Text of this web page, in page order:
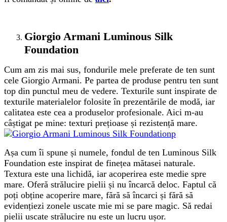
Giorgio Armani Luminous Silk
Foundation
Cum am zis mai sus, fondurile mele preferate de ten sunt
cele Giorgio Armani. Pe partea de produse pentru ten sunt
top din punctul meu de vedere. Texturile sunt inspirate de
texturile materialelor folosite în prezentările de modă, iar
calitatea este cea a produselor profesionale. Aici m-au
câștigat pe mine: texturi prețioase și rezistență mare.
Așa cum îi spune și numele, fondul de ten Luminous Silk
Foundation este inspirat de finețea mătasei naturale.
Textura este una lichidă, iar acoperirea este medie spre
mare. Oferă strălucire pielii și nu încarcă deloc. Faptul că
poți obține acoperire mare, fără să încarci și fără să
evidențiezi zonele uscate mie mi se pare magic. Să redai
pielii uscate strălucire nu este un lucru ușor.